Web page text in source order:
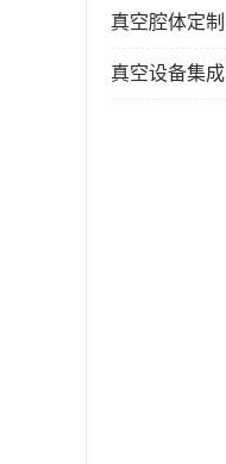
真空腔体定制
真空设备集成